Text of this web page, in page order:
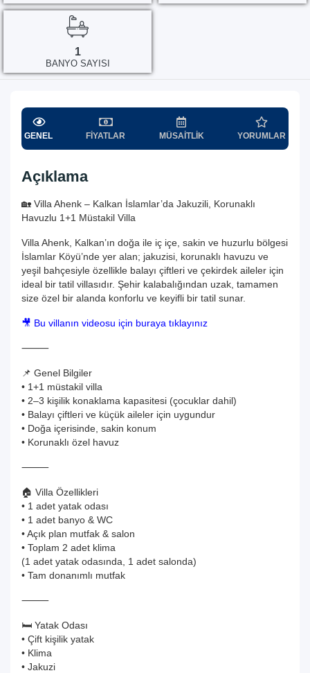
1
BANYO SAYISI
GENEL FIYATLAR MÜSAITLIK YORUMLAR
Açıklama
🏡 Villa Ahenk – Kalkan İslamlar’da Jakuzili, Korunaklı
Havuzlu 1+1 Müstakil Villa
Villa Ahenk, Kalkan’ın doğa ile iç içe, sakin ve huzurlu bölgesi
İslamlar Köyü’nde yer alan; jakuzisi, korunaklı havuzu ve
yeşil bahçesiyle özellikle balayı çiftleri ve çekirdek aileler için
ideal bir tatil villasıdır. Şehir kalabalığından uzak, tamamen
size özel bir alanda konforlu ve keyifli bir tatil sunar.
🎥 Bu villanın videosu için buraya tıklayınız
⸻
📌 Genel Bilgiler
• 1+1 müstakil villa
• 2–3 kişilik konaklama kapasitesi (çocuklar dahil)
• Balayı çiftleri ve küçük aileler için uygundur
• Doğa içerisinde, sakin konum
• Korunaklı özel havuz
⸻
🏠 Villa Özellikleri
• 1 adet yatak odası
• 1 adet banyo & WC
• Açık plan mutfak & salon
• Toplam 2 adet klima
(1 adet yatak odasında, 1 adet salonda)
• Tam donanımlı mutfak
⸻
🛏️ Yatak Odası
• Çift kişilik yatak
• Klima
• Jakuzi